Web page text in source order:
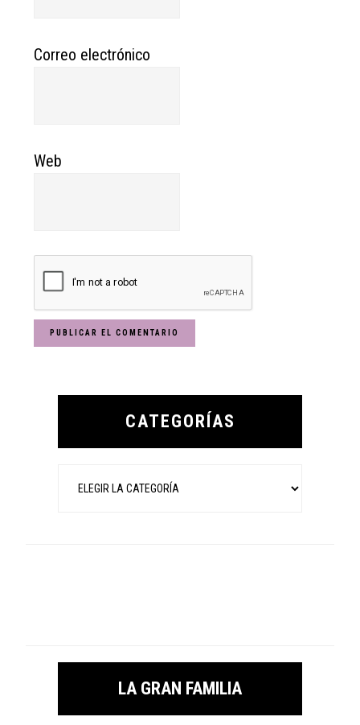
Correo electrónico
Web
Primary
CATEGORÍAS
LA GRAN FAMILIA